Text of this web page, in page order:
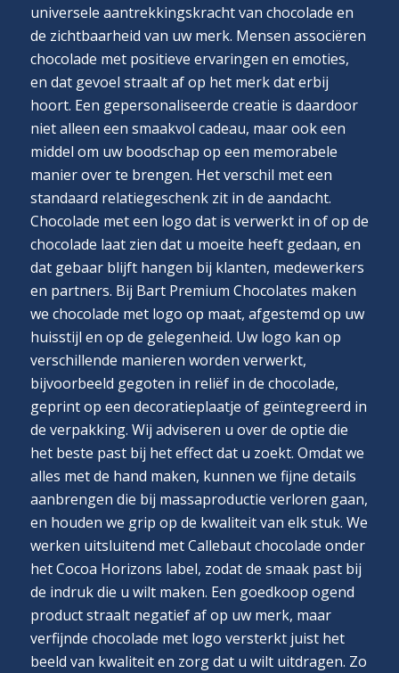
universele aantrekkingskracht van chocolade en
de zichtbaarheid van uw merk. Mensen associëren
chocolade met positieve ervaringen en emoties,
en dat gevoel straalt af op het merk dat erbij
hoort. Een gepersonaliseerde creatie is daardoor
niet alleen een smaakvol cadeau, maar ook een
middel om uw boodschap op een memorabele
manier over te brengen. Het verschil met een
standaard relatiegeschenk zit in de aandacht.
Chocolade met een logo dat is verwerkt in of op de
chocolade laat zien dat u moeite heeft gedaan, en
dat gebaar blijft hangen bij klanten, medewerkers
en partners. Bij Bart Premium Chocolates maken
we chocolade met logo op maat, afgestemd op uw
huisstijl en op de gelegenheid. Uw logo kan op
verschillende manieren worden verwerkt,
bijvoorbeeld gegoten in reliëf in de chocolade,
geprint op een decoratieplaatje of geïntegreerd in
de verpakking. Wij adviseren u over de optie die
het beste past bij het effect dat u zoekt. Omdat we
alles met de hand maken, kunnen we fijne details
aanbrengen die bij massaproductie verloren gaan,
en houden we grip op de kwaliteit van elk stuk. We
werken uitsluitend met Callebaut chocolade onder
het Cocoa Horizons label, zodat de smaak past bij
de indruk die u wilt maken. Een goedkoop ogend
product straalt negatief af op uw merk, maar
verfijnde chocolade met logo versterkt juist het
beeld van kwaliteit en zorg dat u wilt uitdragen. Zo